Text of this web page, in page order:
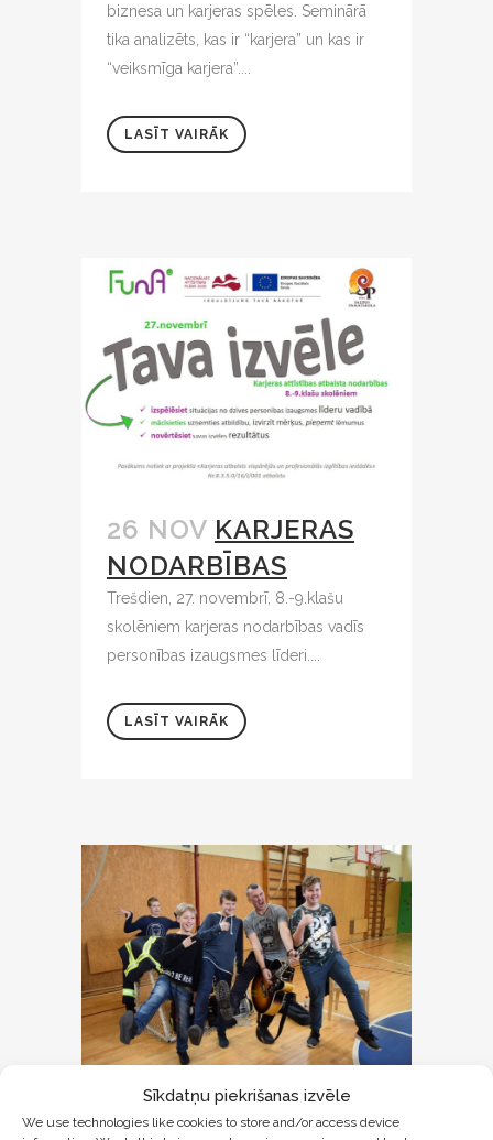
Sīkdatņu piekrišanas izvēle
We use technologies like cookies to store and/or access device
biznesa un karjeras spēles. Seminārā
tika analizēts, kas ir “karjera” un kas ir
“veiksmīga karjera”....
LASĪT VAIRĀK
26 NOV KARJERAS
NODARBĪBAS
Trešdien, 27. novembrī, 8.-9.klašu
skolēniem karjeras nodarbības vadīs
personības izaugsmes līderi....
LASĪT VAIRĀK
09 APR SIRDS